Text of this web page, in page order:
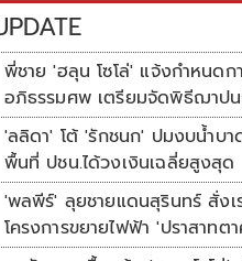
พี่ชาย 'ฮลุน โซโล่' แจ้งกำหนดก
อภิธรรมศพ เตรียมจัดพิธีฌาปน
ส.ค.
'ลลิดา' โต้ 'รักชนก' ปมงบน้ำบา
พื้นที่ ปชน.ได้วงเงินเฉลี่ยสูงสุด
'พลพีร์' ลุยชายแดนสุรินทร์ สั่งเ
โครงการขยายไฟฟ้า 'ปราสาทต
เนิน 350'